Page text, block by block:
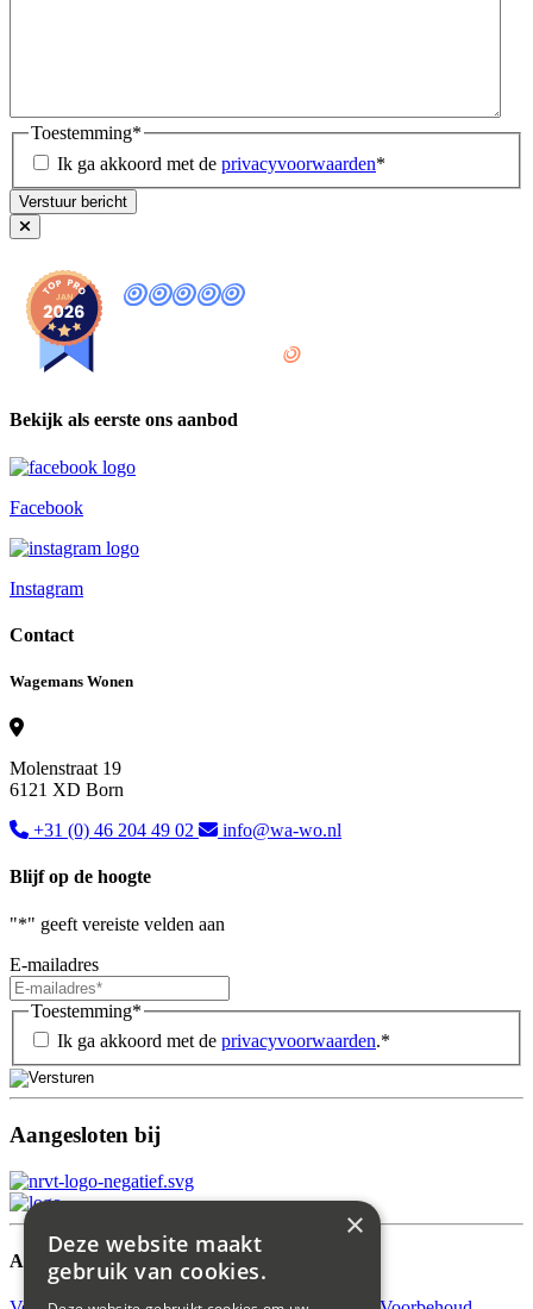
Toestemming*
Ik ga akkoord met de privacyvoorwaarden*
Bekijk als eerste ons aanbod
Facebook
Instagram
Contact
Wagemans Wonen
Molenstraat 19
6121 XD Born
+31 (0) 46 204 49 02
info@wa-wo.nl
Blijf op de hoogte
"*" geeft vereiste velden aan
E-mailadres
Toestemming*
Ik ga akkoord met de privacyvoorwaarden.*
Aangesloten bij
Aanbod
×
Deze website maakt
gebruik van cookies.